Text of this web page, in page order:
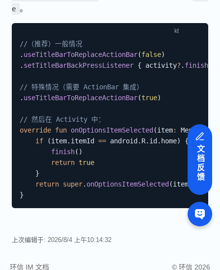
e 。
//（推荐）一般情况
. useTitleBarToReplaceActionBar(false)
. setTitleBarBackPressListener { activity? . finish
// 特殊情况（需要 ActionBar 集成）
. useTitleBarToReplaceActionBar(true)
// 然后在 Activity 中：
override fun onOptionsItemSelected (item: MenuItem
if
(item. itemId == android . R. id . home)
{
finish( )
return true
}
return super. onOptionsItemSelected (item
}
上次编辑于: 2026/8/4 上午10:14:32
环信 IM 文档 © 环信 2026
文档反馈